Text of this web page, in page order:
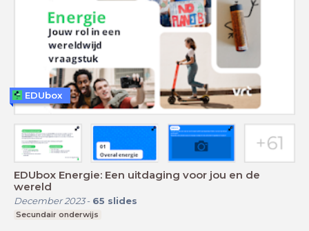
EDUbox Energie: Een uitdaging voor jou en de
wereld
December 2023- 65 slides
Secundair onderwijs
EDUbox